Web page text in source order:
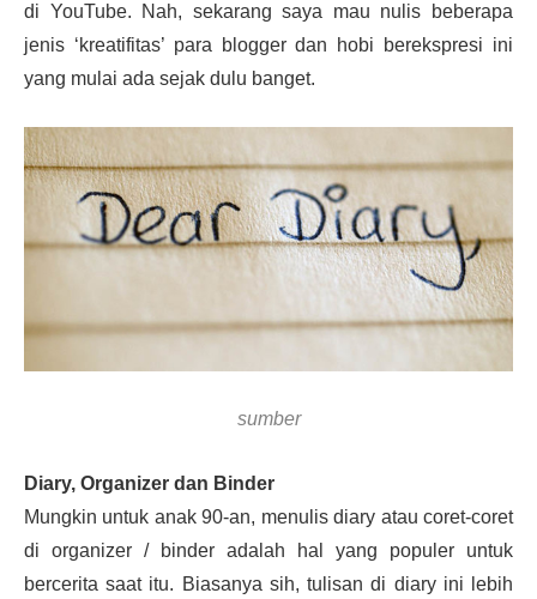
di YouTube. Nah, sekarang saya mau nulis beberapa
jenis ‘kreatifitas’ para blogger dan hobi berekspresi ini
yang mulai ada sejak dulu banget.
sumber
Diary, Organizer dan Binder
Mungkin untuk anak 90-an, menulis diary atau coret-coret
di organizer / binder adalah hal yang populer untuk
bercerita saat itu. Biasanya sih, tulisan di diary ini lebih